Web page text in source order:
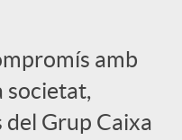
amb
societat,
Grup Caixa